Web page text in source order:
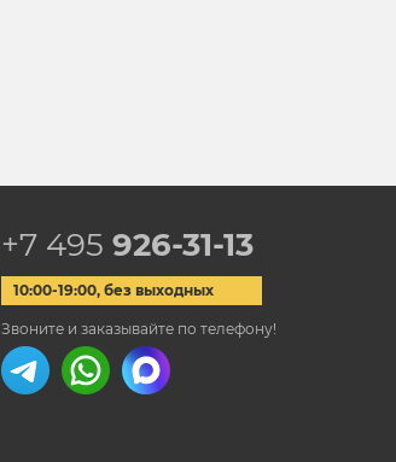
+7 495 926-31-13
10:00-19:00, без выходных
Звоните и заказывайте по телефону!